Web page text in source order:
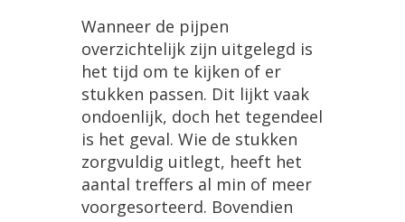
Wanneer de pijpen
overzichtelijk zijn uitgelegd is
het tijd om te kijken of er
stukken passen. Dit lijkt vaak
ondoenlijk, doch het tegendeel
is het geval. Wie de stukken
zorgvuldig uitlegt, heeft het
aantal treffers al min of meer
voorgesorteerd. Bovendien